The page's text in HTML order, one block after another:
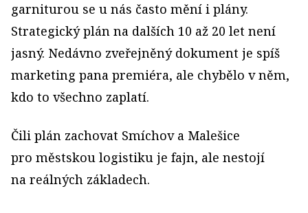
garniturou se u nás často mění i plány.
Strategický plán na dalších 10 až 20 let není
jasný. Nedávno zveřejněný dokument je spíš
marketing pana premiéra, ale chybělo v něm,
kdo to všechno zaplatí.
Čili plán zachovat Smíchov a Malešice
pro městskou logistiku je fajn, ale nestojí
na reálných základech.